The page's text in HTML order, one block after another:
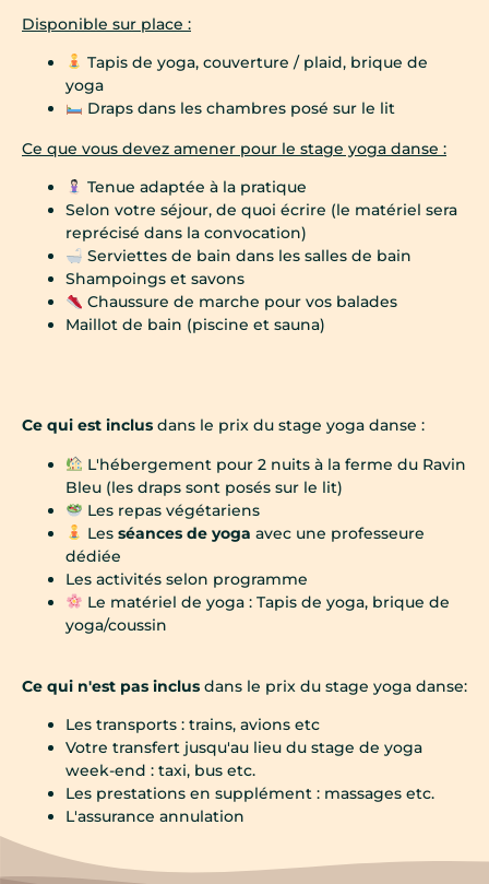
Disponible sur place :
Tapis de yoga, couverture / plaid, brique de
yoga
Draps dans les chambres posé sur le lit
Ce que vous devez amener pour le stage yoga danse :
Tenue adaptée à la pratique
Selon votre séjour, de quoi écrire (le matériel sera
reprécisé dans la convocation)
Serviettes de bain dans les salles de bain
Shampoings et savons
Chaussure de marche pour vos balades
Maillot de bain (piscine et sauna)
Ce qui est inclus dans le prix du stage yoga danse :
L'hébergement pour 2 nuits à la ferme du Ravin
Bleu (les draps sont posés sur le lit)
Les repas végétariens
Les séances de yoga avec une professeure
dédiée
Les activités selon programme
Le matériel de yoga : Tapis de yoga, brique de
yoga/coussin
Ce qui n'est pas inclus dans le prix du stage yoga danse:
Les transports : trains, avions etc
Votre transfert jusqu'au lieu du stage de yoga
week-end : taxi, bus etc.
Les prestations en supplément : massages etc.
L'assurance annulation